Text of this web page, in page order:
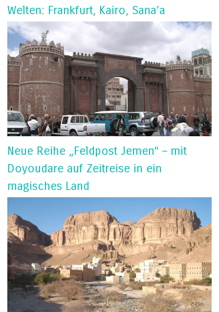
Welten: Frankfurt, Kairo, Sana’a
Neue Reihe „Feldpost Jemen“ – mit
Doyoudare auf Zeitreise in ein
magisches Land